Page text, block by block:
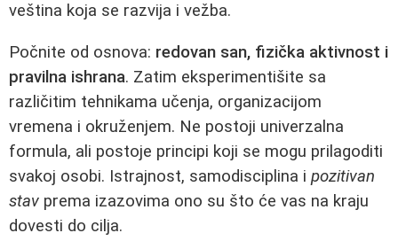
veština koja se razvija i vežba.
Počnite od osnova: redovan san, fizička aktivnost i
pravilna ishrana. Zatim eksperimentišite sa
različitim tehnikama učenja, organizacijom
vremena i okruženjem. Ne postoji univerzalna
formula, ali postoje principi koji se mogu prilagoditi
svakoj osobi. Istrajnost, samodisciplina i pozitivan
stav prema izazovima ono su što će vas na kraju
dovesti do cilja.